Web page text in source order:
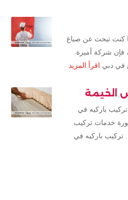
كنت تبحث عن صباغ
فإن شركة أميرة
في دبي اقرأ المزيد
الخيمة
باركيه في
خدمات تركيب
تركيب باركيه في